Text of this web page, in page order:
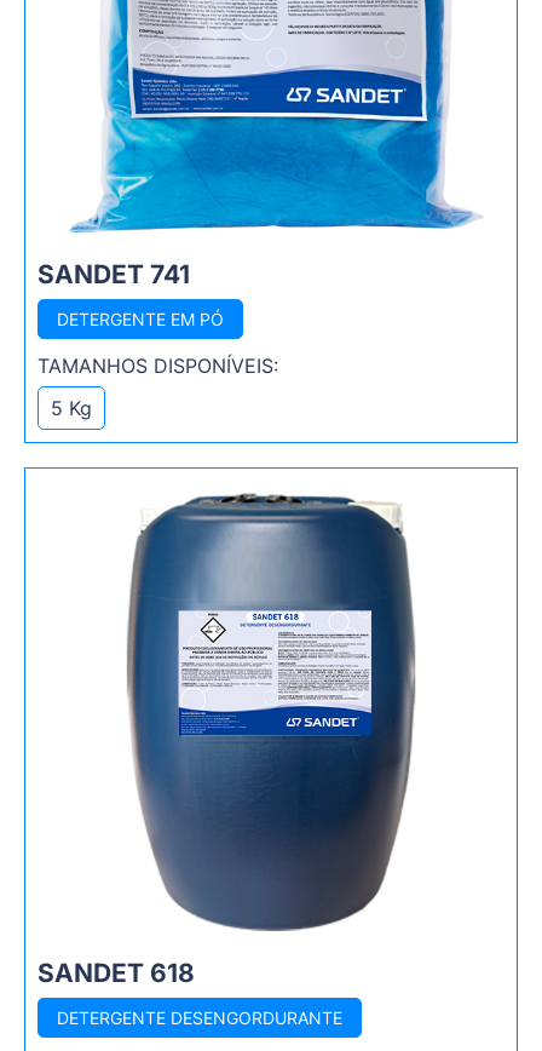
SANDET 741
DETERGENTE EM PÓ
TAMANHOS DISPONÍVEIS:
5 Kg
SANDET 618
DETERGENTE DESENGORDURANTE